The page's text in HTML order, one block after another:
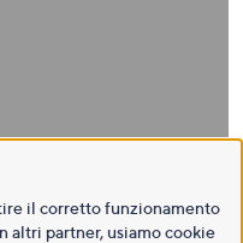
il corretto funzionamento
altri partner, usiamo cookie